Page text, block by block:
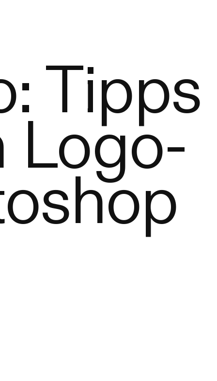
Tipps
Logo-